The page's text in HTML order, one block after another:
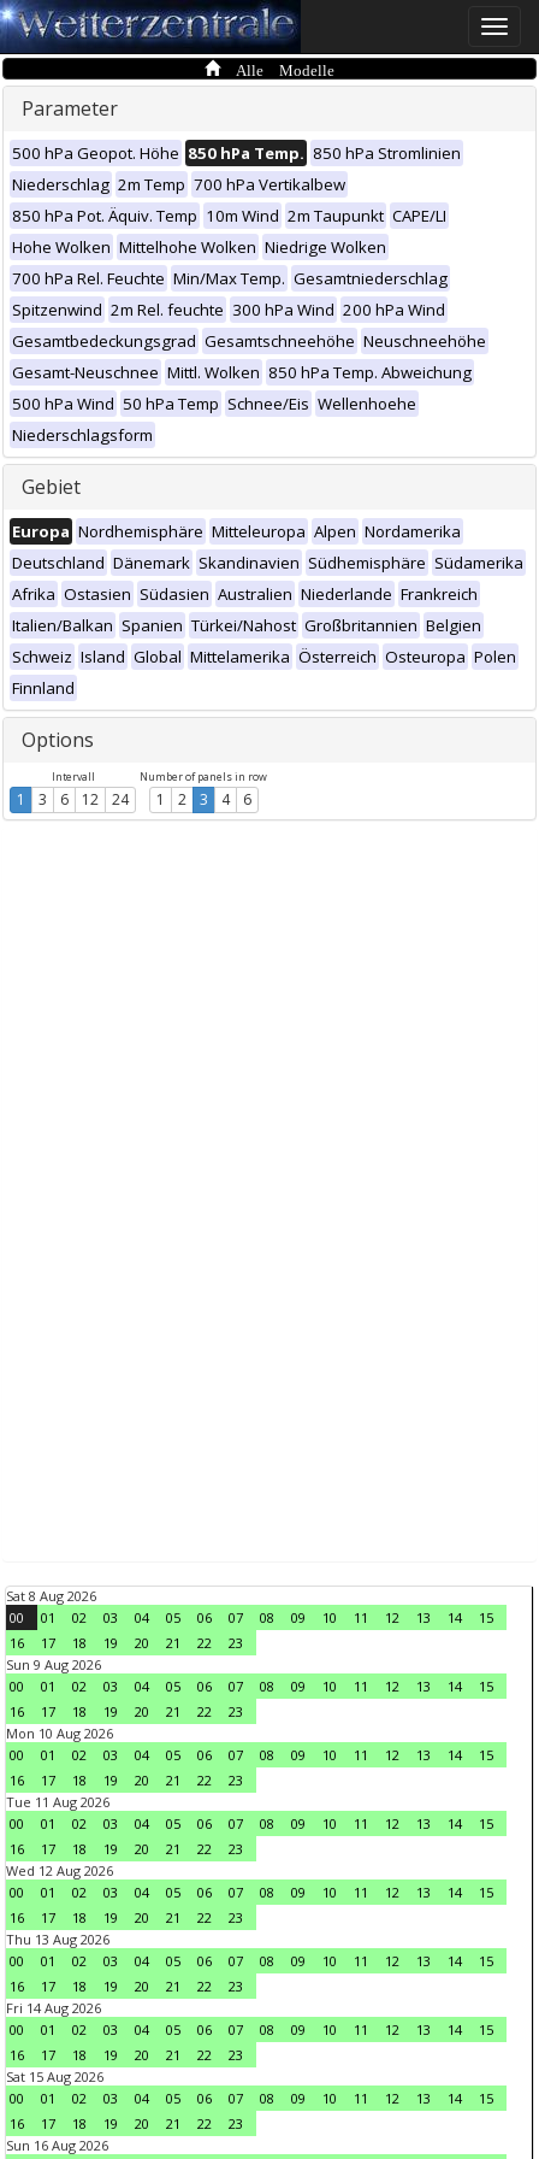
Toggle
Alle Modelle
Parameter
500 hPa Geopot. Höhe 850 hPa Temp. 850 hPa Stromlinien
Niederschlag 2m Temp 700 hPa Vertikalbew
850 hPa Pot. Äquiv. Temp 10m Wind 2m Taupunkt CAPE/LI
Hohe Wolken Mittelhohe Wolken Niedrige Wolken
700 hPa Rel. Feuchte Min/Max Temp. Gesamtniederschlag
Spitzenwind 2m Rel. feuchte 300 hPa Wind 200 hPa Wind
Gesamtbedeckungsgrad Gesamtschneehöhe Neuschneehöhe
Gesamt-Neuschnee Mittl. Wolken 850 hPa Temp. Abweichung
500 hPa Wind 50 hPa Temp Schnee/Eis Wellenhoehe
Niederschlagsform
Gebiet
Europa Nordhemisphäre Mitteleuropa Alpen Nordamerika
Deutschland Dänemark Skandinavien Südhemisphäre Südamerika
Afrika Ostasien Südasien Australien Niederlande Frankreich
Italien/Balkan Spanien Türkei/Nahost Großbritannien Belgien
Schweiz Island Global Mittelamerika Österreich Osteuropa Polen
Finnland
Options
Intervall
1 3 6 12 24
Number of panels in row
1 2 3 4 6
Sat 8 Aug 2026
00
01 02 03 04 05 06 07 08 09 10 11 12 13 14
15
16
17 18 19 20 21 22
23
Sun 9 Aug 2026
00
01 02 03 04 05 06 07 08 09 10 11 12 13 14
15
16
17 18 19 20 21 22
23
Mon 10 Aug 2026
00
01 02 03 04 05 06 07 08 09 10 11 12 13 14
15
16
17 18 19 20 21 22
23
Tue 11 Aug 2026
00
01 02 03 04 05 06 07 08 09 10 11 12 13 14
15
16
17 18 19 20 21 22
23
Wed 12 Aug 2026
00
01 02 03 04 05 06 07 08 09 10 11 12 13 14
15
16
17 18 19 20 21 22
23
Thu 13 Aug 2026
00
01 02 03 04 05 06 07 08 09 10 11 12 13 14
15
16
17 18 19 20 21 22
23
Fri 14 Aug 2026
00
01 02 03 04 05 06 07 08 09 10 11 12 13 14
15
16
17 18 19 20 21 22
23
Sat 15 Aug 2026
00
01 02 03 04 05 06 07 08 09 10 11 12 13 14
15
16
17 18 19 20 21 22
23
Sun 16 Aug 2026